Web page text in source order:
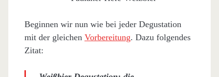
Beginnen wir nun wie bei jeder Degustation
mit der gleichen Vorbereitung. Dazu folgendes
Zitat: